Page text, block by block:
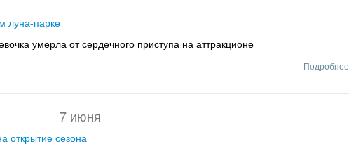
луна-парке
умерла от сердечного приступа на аттракционе
Подробнее
7 июня
открытие сезона